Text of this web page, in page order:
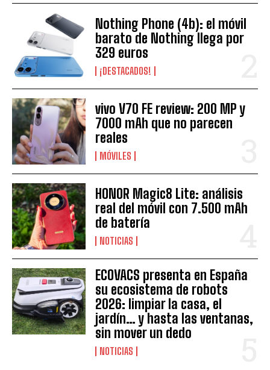
Nothing Phone (4b): el móvil
barato de Nothing llega por
329 euros
¡DESTACADOS!
vivo V70 FE review: 200 MP y
7000 mAh que no parecen
reales
MÓVILES
HONOR Magic8 Lite: análisis
real del móvil con 7.500 mAh
de batería
NOTICIAS
ECOVACS presenta en España
su ecosistema de robots
2026: limpiar la casa, el
jardín… y hasta las ventanas,
sin mover un dedo
NOTICIAS